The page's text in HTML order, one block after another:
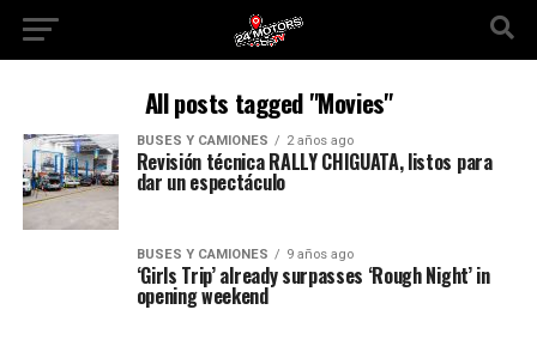
All posts tagged "Movies"
BUSES Y CAMIONES 2 años ago
Revisión técnica RALLY CHIGUATA, listos para
dar un espectáculo
BUSES Y CAMIONES 9 años ago
‘Girls Trip’ already surpasses ‘Rough Night’ in
opening weekend